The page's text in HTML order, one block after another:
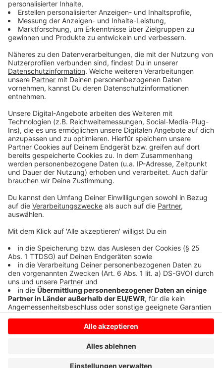
Zustimmung, um den YouTube
Video-Service zu laden!
Wir verwenden einen Service eines
einzubetten. Dieser Service kann
Daten zu Ihren Aktivitäten
sammeln. Bitte lesen Sie die
Details durch und stimmen Sie der
Nutzung des Service zu, um dieses
Video anzusehen.
powered byUsercentrics Consent
Dua Lipa - Hallucinate (Official Music Video)
Anzeige
Anzeige